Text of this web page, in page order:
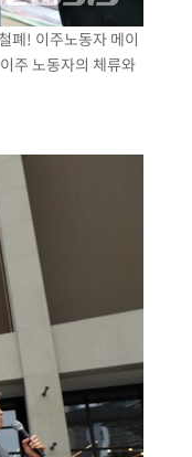
폐! 이주노동자 메이
주 노동자의 체류와